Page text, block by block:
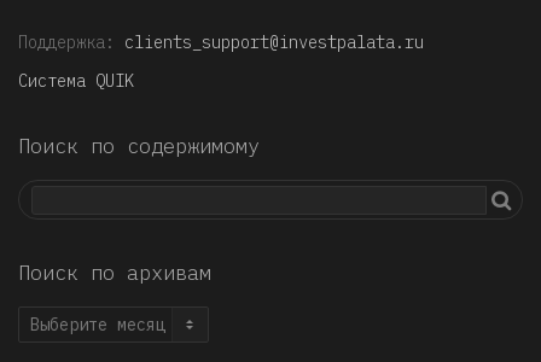
Поддержка: clients_support@investpalata.ru
Система QUIK
Поиск по содержимому
Поиск по архивам
Поиск